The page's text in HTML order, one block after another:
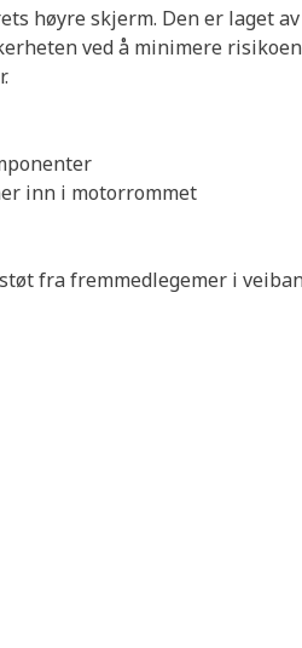
høyre skjerm. Den er laget
ved å minimere
inn i motorrommet
fra fremmedlegemer i